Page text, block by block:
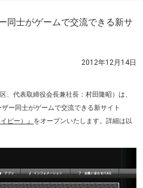
同士がゲームで交流できる新サ
2012年12月14日
、代表取締役会長兼社長：村田隆昭）は、
ー同士がゲームで交流できる新サイト
ピー）』 をオープンいたします。詳細は以